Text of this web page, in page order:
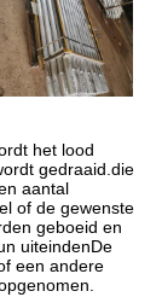
het lood
gedraaid.die
aantal
of de gewenste
geboeid en
uiteindenDe
een andere